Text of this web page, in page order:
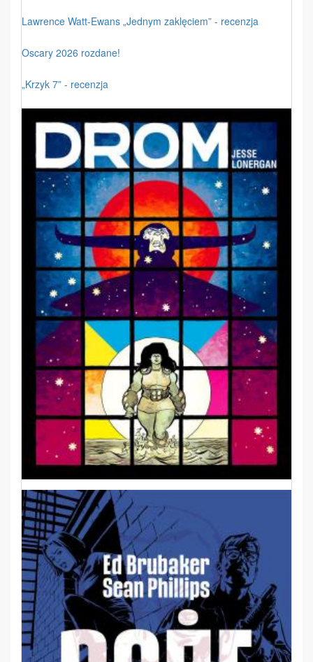
Lawrence Watt-Ewans „Jednym zaklęciem” - recenzja
Oscary 2026 rozdane!
„Krzyk 7” - recenzja